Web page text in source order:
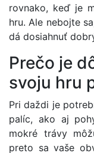
rovnako, keď je
hru. Ale nebojte
dá dosiahnuť
Prečo je
svoju hru
Pri daždi je
palíc, ako aj
mokré trávy
preto sa vaše